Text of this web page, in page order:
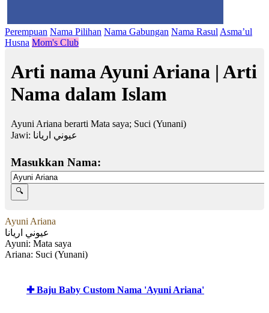
Perempuan Nama Pilihan Nama Gabungan Nama Rasul Asma’ul
Husna Mom's Club
Arti nama Ayuni Ariana | Arti
Nama dalam Islam
Ayuni Ariana berarti Mata saya; Suci (Yunani)
Jawi: عيوني اريانا
Masukkan Nama:
Ayuni Ariana
عيوني اريانا
Ayuni: Mata saya
Ariana: Suci (Yunani)
✚ Baju Baby Custom Nama 'Ayuni Ariana'